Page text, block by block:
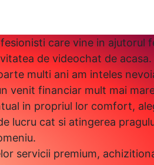
care vine in ajutorul
de videochat de
multi ani am inteles
venit financiar mult mai
in propriul lor comfort,
lucru cat si atingerea
servicii premium,